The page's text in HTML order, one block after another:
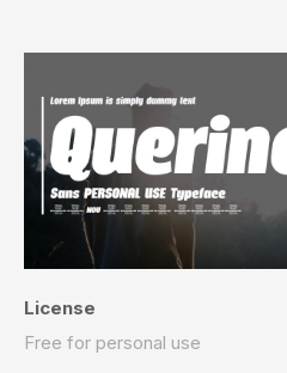
License
Free for personal use